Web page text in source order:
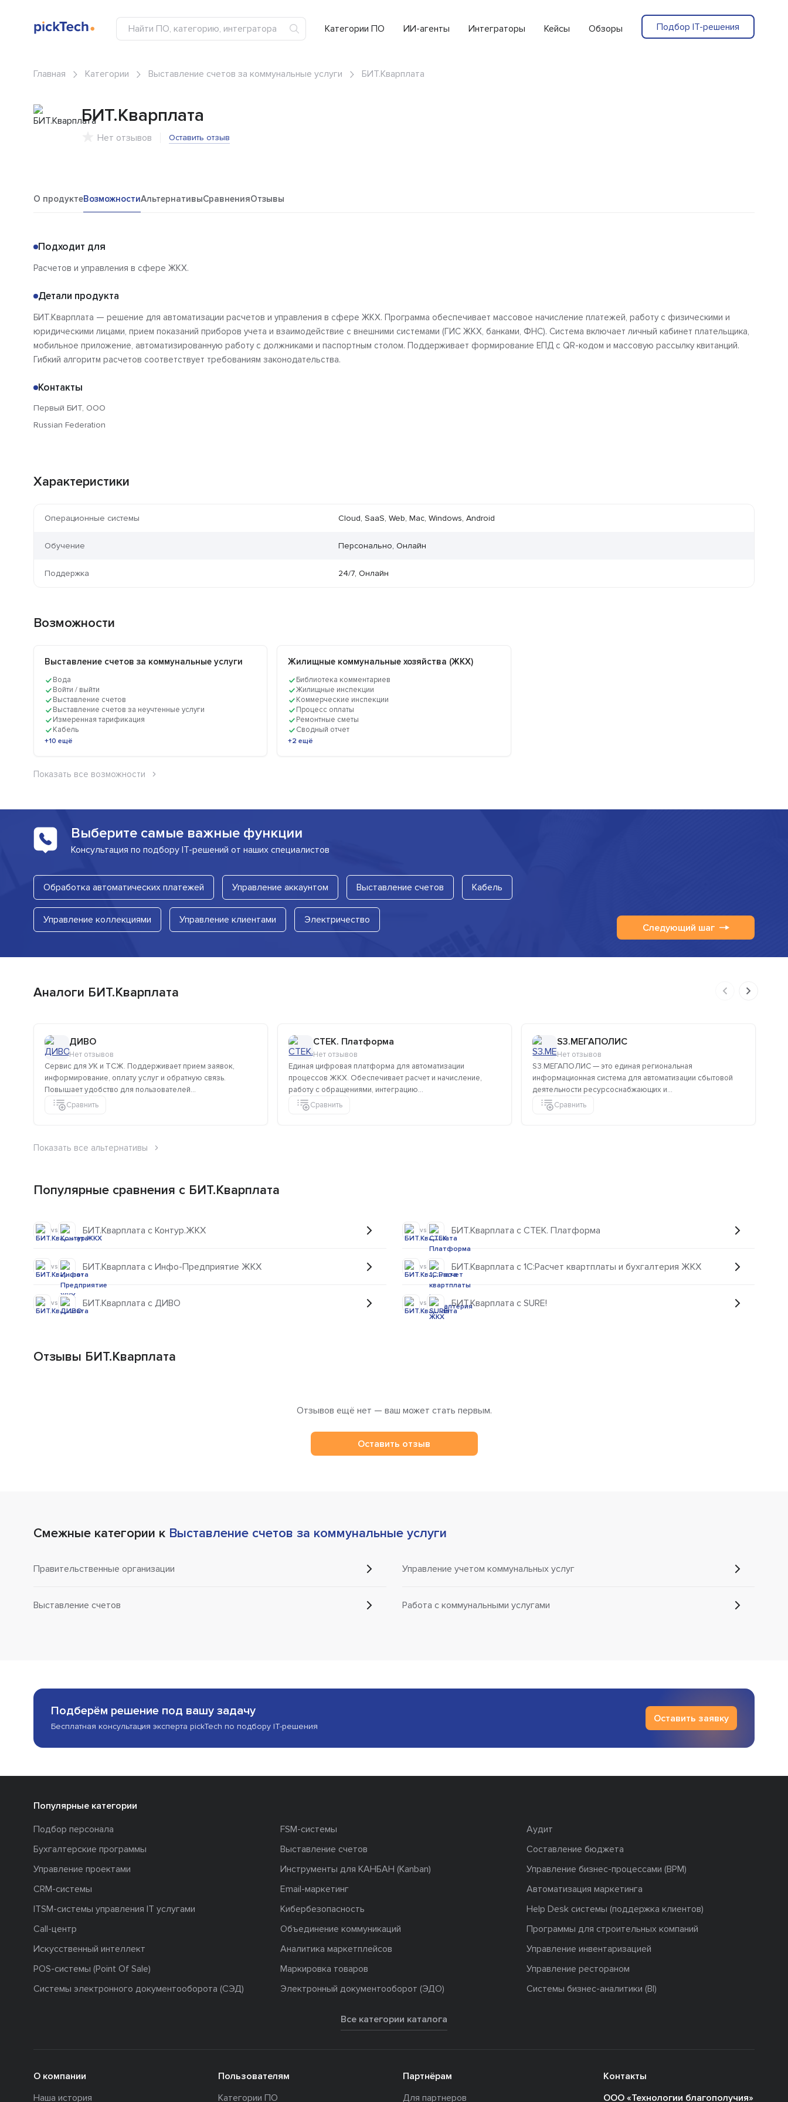
Категории ПО ИИ-агенты Интеграторы Кейсы Обзоры Подбор IT-решения
Главная Категории Выставление счетов за коммунальные услуги БИТ.Кварплата
БИТ.Кварплата
Нет отзывов Оставить отзыв
О продуктеВозможностиАльтернативыСравненияОтзывы
Подходит для
Расчетов и управления в сфере ЖКХ.
Детали продукта
БИТ.Кварплата — решение для автоматизации расчетов и управления в сфере ЖКХ. Программа обеспечивает массовое начисление платежей, работу с физическими и
юридическими лицами, прием показаний приборов учета и взаимодействие с внешними системами (ГИС ЖКХ, банками, ФНС). Система включает личный кабинет плательщика,
мобильное приложение, автоматизированную работу с должниками и паспортным столом. Поддерживает формирование ЕПД с QR-кодом и массовую рассылку квитанций.
Гибкий алгоритм расчетов соответствует требованиям законодательства.
Контакты
Первый БИТ, ООО
Russian Federation
Характеристики
Операционные системы Cloud, SaaS, Web, Mac, Windows, Android
Обучение Персонально, Онлайн
Поддержка 24/7, Онлайн
Возможности
Выставление счетов за коммунальные услуги
Вода
Войти / выйти
Выставление счетов
Выставление счетов за неучтенные услуги
Измеренная тарификация
Кабель
+10 ещё
Жилищные коммунальные хозяйства (ЖКХ)
Библиотека комментариев
Жилищные инспекции
Коммерческие инспекции
Процесс оплаты
Ремонтные сметы
Сводный отчет
+2 ещё
Показать все возможности
Выберите самые важные функции
Консультация по подбору IT-решений от наших специалистов
Обработка автоматических платежей Управление аккаунтом Выставление счетов Кабель
Управление коллекциями Управление клиентами Электричество
Следующий шаг
Аналоги БИТ.Кварплата
ДИВО
Нет отзывов
Сервис для УК и ТСЖ. Поддерживает прием заявок,
информирование, оплату услуг и обратную связь.
Повышает удобство для пользователей...
Сравнить
СТЕК. Платформа
Нет отзывов
Единая цифровая платформа для автоматизации
процессов ЖКХ. Обеспечивает расчет и начисление,
работу с обращениями, интеграцию...
Сравнить
S3.МЕГАПОЛИС
Нет отзывов
S3.МЕГАПОЛИС — это единая региональная
информационная система для автоматизации сбытовой
деятельности ресурсоснабжающих и...
Сравнить
Показать все альтернативы
Популярные сравнения с БИТ.Кварплата
vs БИТ.Кварплата с Контур.ЖКХ
vs БИТ.Кварплата с Инфо-Предприятие ЖКХ
vs БИТ.Кварплата с ДИВО
vs БИТ.Кварплата с СТЕК. Платформа
vs БИТ.Кварплата с 1С:Расчет квартплаты и бухгалтерия ЖКХ
vs БИТ.Кварплата с SURE!
Отзывы БИТ.Кварплата
Отзывов ещё нет — ваш может стать первым.
Оставить отзыв
Смежные категории к Выставление счетов за коммунальные услуги
Правительственные организации
Выставление счетов
Управление учетом коммунальных услуг
Работа с коммунальными услугами
Подберём решение под вашу задачу
Бесплатная консультация эксперта pickTech по подбору IT-решения
Оставить заявку
Популярные категории
Подбор персонала
FSM-системы
Аудит
Бухгалтерские программы
Выставление счетов
Составление бюджета
Управление проектами
Инструменты для КАНБАН (Kanban)
Управление бизнес-процессами (BPM)
CRM-системы
Email-маркетинг
Автоматизация маркетинга
ITSM-системы управления IT услугами
Кибербезопасность
Help Desk системы (поддержка клиентов)
Call-центр
Объединение коммуникаций
Программы для строительных компаний
Искусственный интеллект
Аналитика маркетплейсов
Управление инвентаризацией
POS-системы (Point Of Sale)
Маркировка товаров
Управление рестораном
Системы электронного документооборота (СЭД)
Электронный документооборот (ЭДО) Системы бизнес-аналитики (BI)
Все категории каталога
О компании
Наша история
Пользователям
Категории ПО
Партнёрам
Для партнеров
Контакты
ООО «Технологии благополучия»